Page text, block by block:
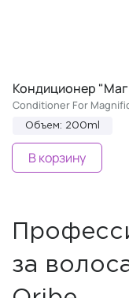
Кондиционер
Conditioner For
Объем: 200ml
В корзину
за